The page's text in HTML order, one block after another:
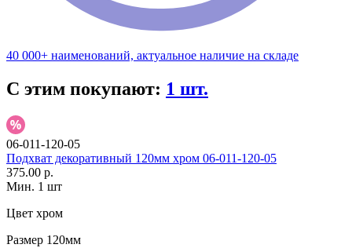
40 000+ наименований, актуальное наличие на складе
С этим покупают: 1 шт.
06-011-120-05
Подхват декоративный 120мм хром 06-011-120-05
375.00 р.
Мин. 1 шт
Цвет хром
Размер 120мм